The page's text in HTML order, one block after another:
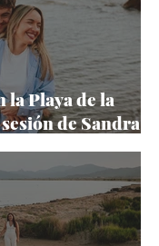
la Playa de la
de Sandra y
salvajes y el